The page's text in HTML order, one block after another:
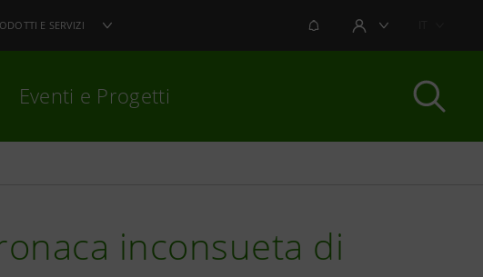
E SERVIZI NOTIFICHEAREA UTENTE
Eventi e Progetti
inconsueta di